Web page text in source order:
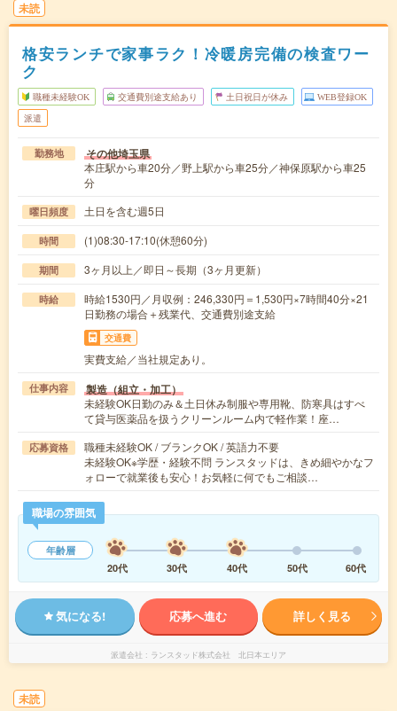
未読
格安ランチで家事ラク！冷暖房完備の検査ワー
ク
職種未経験OK 交通費別途支給あり 土日祝日が休み WEB登録OK
派遣
勤務地 その他埼玉県
本庄駅から車20分／野上駅から車25分／神保原駅から車25
分
曜日頻度 土日を含む週5日
時間 (1)08:30-17:10(休憩60分)
期間 3ヶ月以上／即日～長期（3ヶ月更新）
時給
時給1530円／月収例：246,330円＝1,530円×7時間40分×21
日勤務の場合＋残業代、交通費別途支給
交通費
実費支給／当社規定あり。
仕事内容 製造（組立・加工）
未経験OK日勤のみ＆土日休み制服や専用靴、防寒具はすべ
て貸与医薬品を扱うクリーンルーム内で軽作業！座…
応募資格
職種未経験OK / ブランクOK / 英語力不要
未経験OK※学歴・経験不問 ランスタッドは、きめ細やかなフ
ォローで就業後も安心！お気軽に何でもご相談…
職場の雰囲気
年齢層
20代
30代 40代 50代 60代
気になる! 応募へ進む 詳しく見る
派遣会社 ランスタッド株式会社 北日本エリア
未読